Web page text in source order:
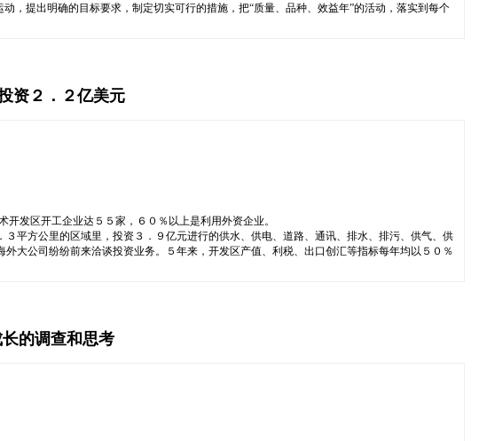
，提出明确的目标要求，制定切实可行的措施，把“质量、品种、效益年”的活动，落实到每个
资２．２亿美元
发区开工企业达５５家，６０％以上是利用外资企业。
平方公里的区域里，投资３．９亿元进行的供水、供电、道路、通讯、排水、排污、供气、供
大公司纷纷前来洽谈投资业务。５年来，开发区产值、利税、出口创汇等指标每年均以５０％
的调查和思考